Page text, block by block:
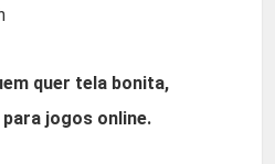
quer tela bonita,
para jogos online.